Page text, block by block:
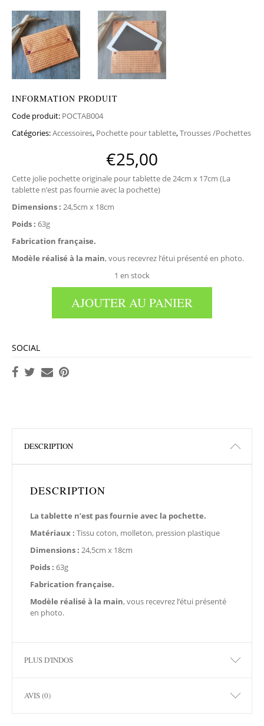
INFORMATION PRODUIT
Code produit: POCTAB004
Catégories:Accessoires, Pochette pour tablette,Trousses /Pochettes
€25,00
Cette jolie pochette originale pour tablette de 24cm x 17cm (La
tablette n’est pas fournie avec la pochette)
Dimensions : 24,5cm x 18cm
Poids : 63g
Fabrication française.
Modèle réalisé à la main, vous recevrez l’étui présenté en photo.
1 en stock
AJOUTER AU PANIER
SOCIAL
DESCRIPTION
DESCRIPTION
La tablette n’est pas fournie avec la pochette.
Matériaux : Tissu coton, molleton, pression plastique
Dimensions : 24,5cm x 18cm
Poids : 63g
Fabrication française.
Modèle réalisé à la main, vous recevrez l’étui présenté
en photo.
PLUS D'INDOS
AVIS (0)